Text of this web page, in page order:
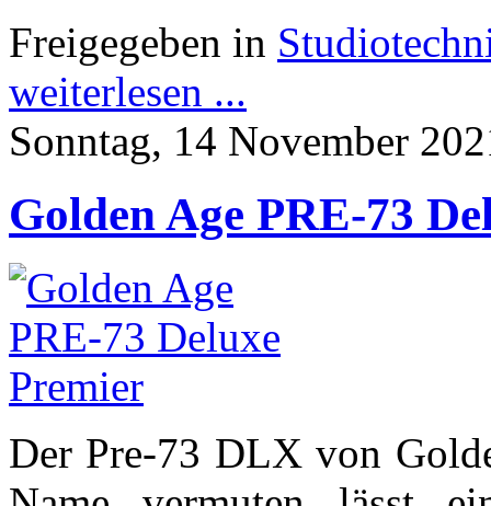
Freigegeben in
weiterlesen ...
Sonntag, 14 November
Golden Age PRE-73
Der Pre-73 DLX von